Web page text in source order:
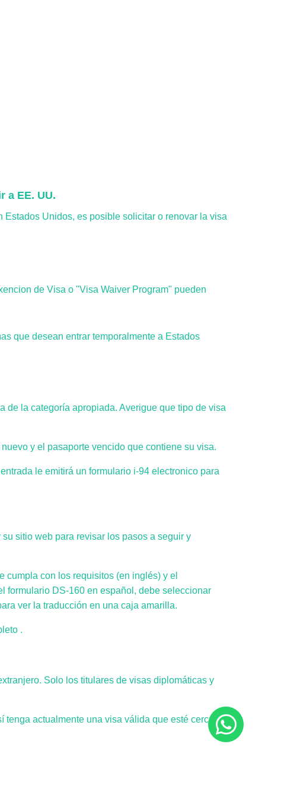
a EE. UU.
Unidos, es posible solicitar o renovar la visa
de Visa o "Visa Waiver Program" pueden
que desean entrar temporalmente a Estados
de la categoría apropiada. Averigue que tipo de visa
y el pasaporte vencido que contiene su visa.
le emitirá un formulario i-94 electronico para
su sitio web para revisar los pasos a seguir y
cumpla con los requisitos (en inglés) y el
formulario DS-160 en español, debe seleccionar
ver la traducción en una caja amarilla.
.
Solo los titulares de visas diplomáticas y
tenga actualmente una visa válida que esté cerca a